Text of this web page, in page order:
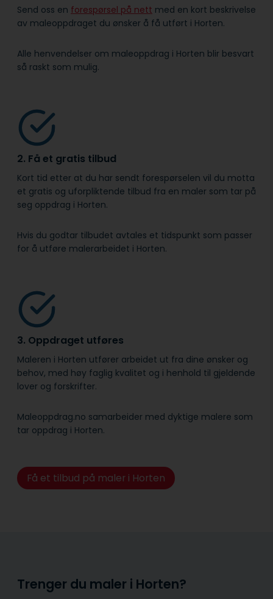
Send oss en forespørsel på nett med en kort beskrivelse
av maleoppdraget du ønsker å få utført i Horten.
Alle henvendelser om maleoppdrag i Horten blir besvart
så raskt som mulig.
2. Få et gratis tilbud
Kort tid etter at du har sendt forespørselen vil du motta
et gratis og uforpliktende tilbud fra en maler som tar på
seg oppdrag i Horten.
Hvis du godtar tilbudet avtales et tidspunkt som passer
for å utføre malerarbeidet i Horten.
3. Oppdraget utføres
Maleren i Horten utfører arbeidet ut fra dine ønsker og
behov, med høy faglig kvalitet og i henhold til gjeldende
lover og forskrifter.
Maleoppdrag.no samarbeider med dyktige malere som
tar oppdrag i Horten.
Få et tilbud på maler i Horten
Trenger du maler i Horten?